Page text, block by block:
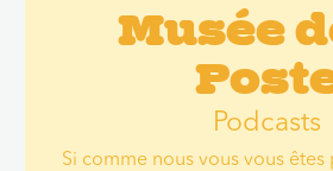
Musée
Podcasts
Si comme nous vous vous êtes